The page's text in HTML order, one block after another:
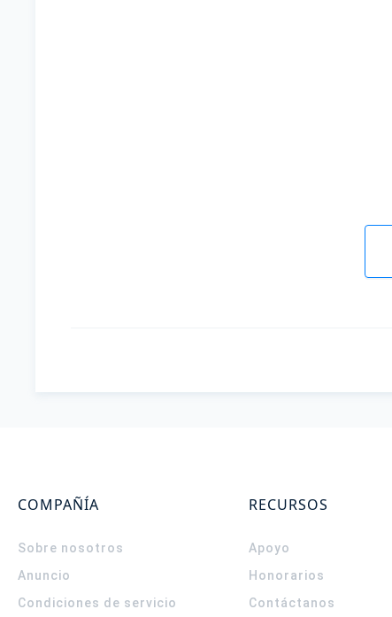
COMPAÑÍA
Sobre nosotros
Anuncio
Condiciones de servicio
RECURSOS
Apoyo
Honorarios
Contáctanos